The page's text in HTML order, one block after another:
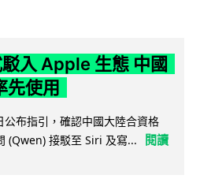
入 Apple 生態 中國
先使用
布指引，確認中國大陸合資格
(Qwen) 接駁至 Siri 及寫...
閱讀